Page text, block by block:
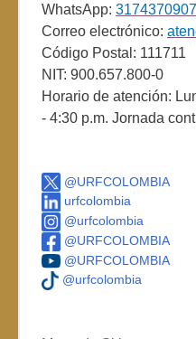
WhatsApp: 3174370907
Correo electrónico:
Código Postal: 111711
NIT: 900.657.800-0
Horario de atención:
- 4:30 p.m. Jornada
@URFCOLOMBIA
urfcolombia
@urfcolombia
@URFCOLOMBIA
@URFCOLOMBIA
@urfcolombia